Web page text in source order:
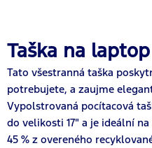
Taška na
Tato všestranná taška
potrebujete, a zaujme
Vypolstrovaná pocítacová
do velikosti 17" a je ideální
45 % z overeného